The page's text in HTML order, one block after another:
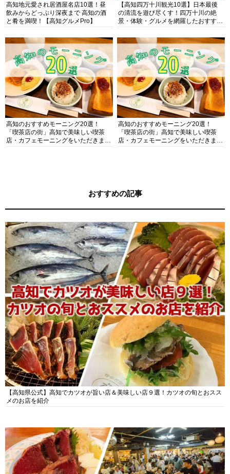
高知地元愛され居酒屋名店10選！昼
飲みからどっぷり深夜まで 高知の酒
と肴を満喫！【高知グルメPro】
【高知四万十川観光10選】日本最後
の清流を遊び尽くす！四万十川の絶
景・体験・グルメを網羅したおすすめ
高知のおすすめモーニング20選！
「喫茶店の街」高知で美味しい喫茶
店・カフェモーニングをいただきま
高知のおすすめモーニング20選！
「喫茶店の街」高知で美味しい喫茶
店・カフェモーニングをいただきま
おすすめの記事
【高知県公式】高知でカツオが旨い店＆美味しい店９選！カツオの旬とおスス
メのお店を紹介